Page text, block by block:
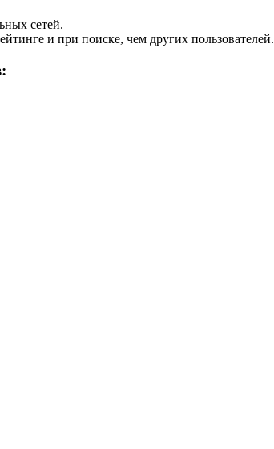
сетей.
и при поиске, чем других пользователей.